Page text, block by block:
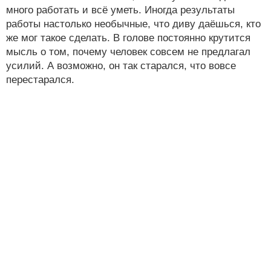
много работать и всё уметь. Иногда результаты
работы настолько необычные, что диву даёшься, кто
же мог такое сделать. В голове постоянно крутится
мысль о том, почему человек совсем не предлагал
усилий. А возможно, он так старался, что вовсе
перестарался.